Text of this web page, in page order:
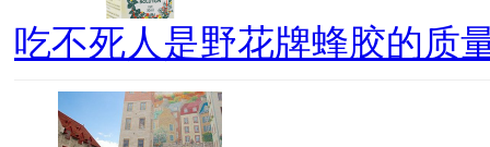
吃不死人是野花牌蜂胶的质